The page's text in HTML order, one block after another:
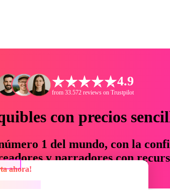
4.9
from 33.572 reviews on Trustpilot
con precios
1 del mundo, con la
y narradores con
en tiempo y presupuesto.